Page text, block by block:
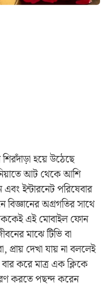
হয়ে উঠেছে
আট থেকে আশি
ইন্টারনেট পরিষেবার
বিজ্ঞানের অগ্রগতির সাথে
এই মোবাইল ফোন
মাঝে টিভি বা
দেখা যায় না বললেই
করে মাত্র এক ক্লিকে
করতে পছন্দ করেন